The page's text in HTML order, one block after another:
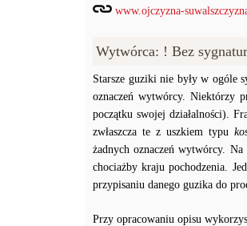
www.ojczyzna-
Wytwórca: ! Bez
Starsze guziki nie były w ogóle
oznaczeń wytwórcy. Niektórzy
początku swojej działalności).
zwłaszcza te z uszkiem typu
żadnych oznaczeń wytwórcy.
chociażby kraju pochodzenia.
przypisaniu danego guzika do
Przy opracowaniu opisu